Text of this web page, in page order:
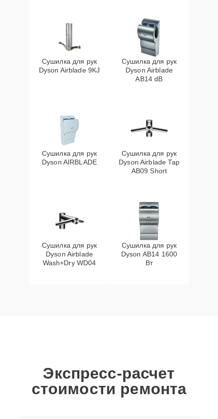
Сушилка для рук
Dyson Airblade 9KJ
Сушилка для рук
Dyson Airblade
AB14 dB
Сушилка для рук
Dyson AIRBLADE
Сушилка для рук
Dyson Airblade Tap
AB09 Short
Сушилка для рук
Dyson Airblade
Wash+Dry WD04
Сушилка для рук
Dyson AB14 1600
Вт
Экспресс-расчет
стоимости ремонта